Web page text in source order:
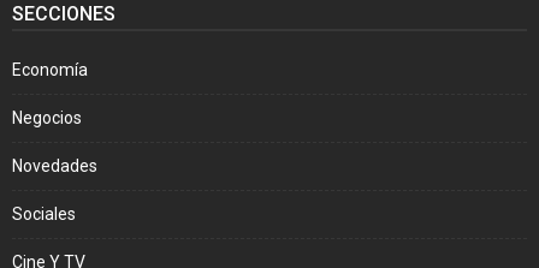
SECCIONES
Economía
Negocios
Novedades
Sociales
Cine Y TV